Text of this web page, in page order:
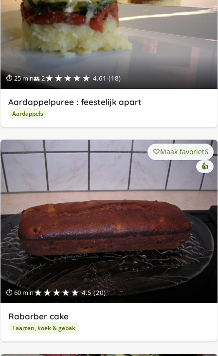
⏱ 25 min👥 2★★★★★ 4.61 (18)
Aardappelpuree : feestelijk apart
Aardappels
⏱ 60 min★★★★★ 4.5 (20)
Maak favoriet6
👍
Rabarber cake
Taarten, koek & gebak